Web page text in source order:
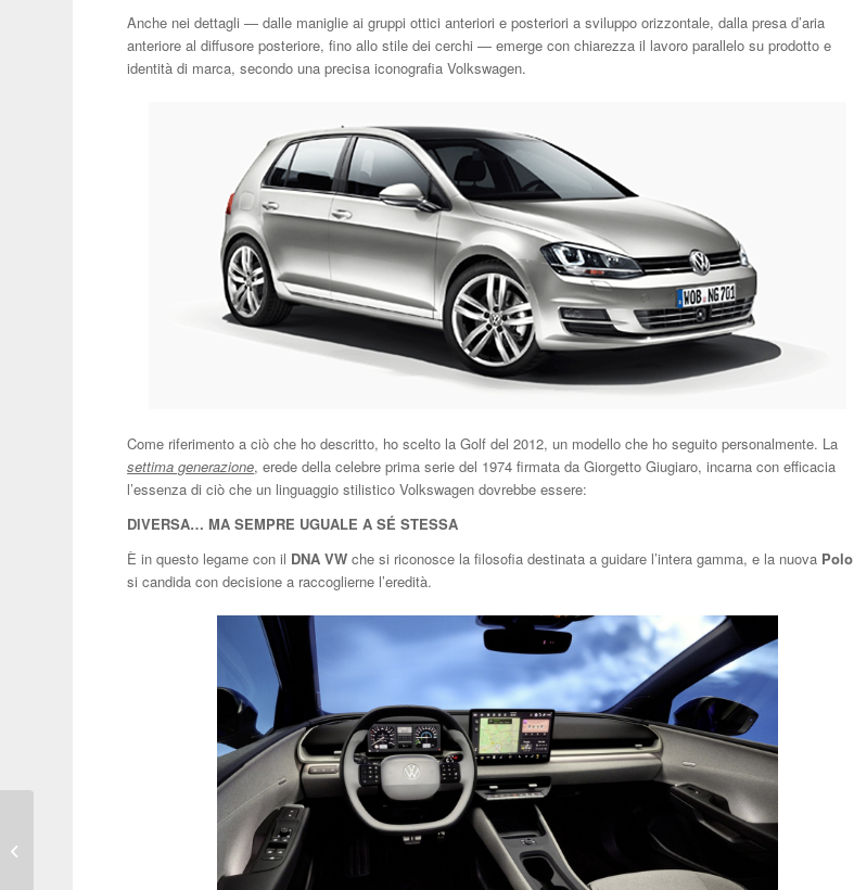
Anche nei dettagli — dalle maniglie ai gruppi ottici anteriori e posteriori a sviluppo orizzontale, dalla presa d’aria
anteriore al diffusore posteriore, fino allo stile dei cerchi — emerge con chiarezza il lavoro parallelo su prodotto e
identità di marca, secondo una precisa iconografia Volkswagen.
Come riferimento a ciò che ho descritto, ho scelto la Golf del 2012, un modello che ho seguito personalmente. La
settima generazione, erede della celebre prima serie del 1974 firmata da Giorgetto Giugiaro, incarna con efficacia
l’essenza di ciò che un linguaggio stilistico Volkswagen dovrebbe essere:
DIVERSA… MA SEMPRE UGUALE A SÉ STESSA
È in questo legame con il DNA VW che si riconosce la filosofia destinata a guidare l’intera gamma, e la nuova Polo
si candida con decisione a raccoglierne l’eredità.